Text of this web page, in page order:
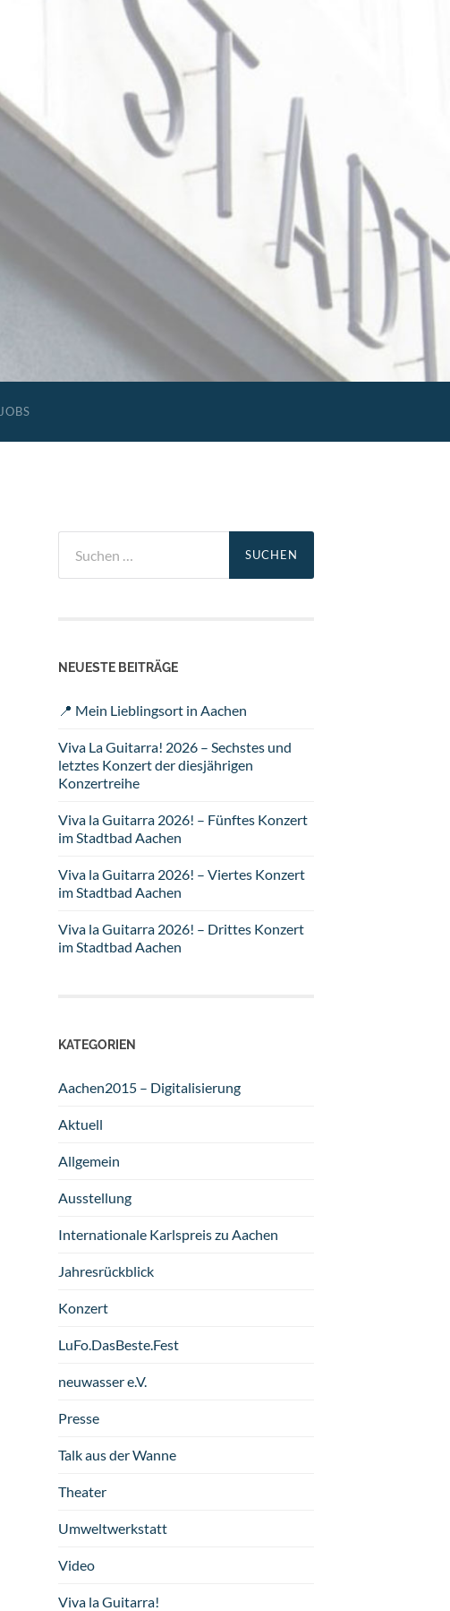
JOBS
nach:
NEUESTE BEITRÄGE
📍 Mein Lieblingsort in Aachen
Viva La Guitarra! 2026 – Sechstes und
letztes Konzert der diesjährigen
Konzertreihe
Viva la Guitarra 2026! – Fünftes Konzert
im Stadtbad Aachen
Viva la Guitarra 2026! – Viertes Konzert
im Stadtbad Aachen
Viva la Guitarra 2026! – Drittes Konzert
im Stadtbad Aachen
KATEGORIEN
Aachen2015 – Digitalisierung
Aktuell
Allgemein
Ausstellung
Internationale Karlspreis zu Aachen
Jahresrückblick
Konzert
LuFo.DasBeste.Fest
neuwasser e.V.
Presse
Talk aus der Wanne
Theater
Umweltwerkstatt
Video
Viva la Guitarra!